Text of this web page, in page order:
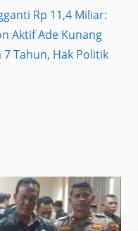
Rp 11,4 Miliar:
Aktif Ade Kunang
Tahun, Hak Politik